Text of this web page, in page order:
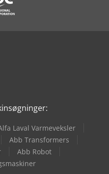
Laval Varmeveksler
Abb Transformers
Abb Robot